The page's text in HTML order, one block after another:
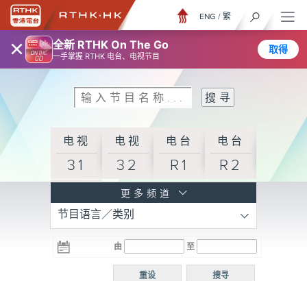
× 全新 RTHK On The Go
一手掌握 RTHK 电台、电视节目
取得
ENG / 繁
电视
31
电视
32
电台
R1
电台
R2
R3
电台 电台
R5
电台
普通
更多频道
节目语言／类别
由 至
搜寻
重设